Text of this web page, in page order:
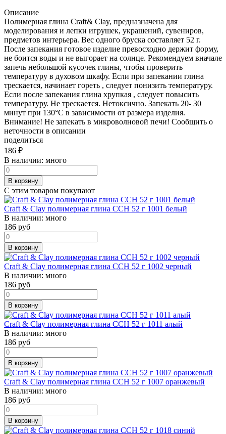
Описание
Полимерная глина Craft& Clay, предназначена для
моделирования и лепки игрушек, украшений, сувениров,
предметов интерьера. Вес одного бруска составляет 52 г.
После запекания готовое изделие превосходно держит форму,
не боится воды и не выгорает на солнце. Рекомендуем вначале
запечь небольшой кусочек глины, чтобы проверить
температуру в духовом шкафу. Если при запекании глина
трескается, начинает гореть , следует понизить температуру.
Если после запекания глина хрупкая , следует повысить
температуру. Не трескается. Нетоксично. Запекать 20- 30
минут при 130°C в зависимости от размера изделия.
Внимание! Не запекать в микроволновой печи! Сообщить о
неточности в описании
поделиться
186 ₽
В наличии: много
В корзину
С этим товаром покупают
Craft & Clay полимерная глина CCH 52 г 1001 белый
В наличии: много
186 руб
В корзину
Craft & Clay полимерная глина CCH 52 г 1002 черный
В наличии: много
186 руб
В корзину
Craft & Clay полимерная глина CCH 52 г 1011 алый
В наличии: много
186 руб
В корзину
Craft & Clay полимерная глина CCH 52 г 1007 оранжевый
В наличии: много
186 руб
В корзину